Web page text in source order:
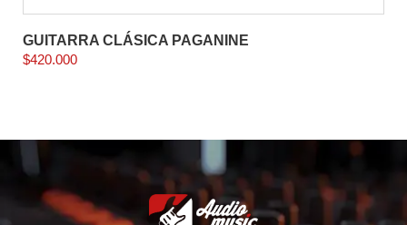
GUITARRA CLÁSICA PAGANINE
$420.000